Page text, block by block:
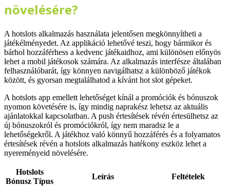
növelésére?
A hotslots alkalmazás használata jelentősen megkönnyítheti a
játékélményedet. Az applikáció lehetővé teszi, hogy bármikor és
bárhol hozzáférhess a kedvenc játékaidhoz, ami különösen előnyös
lehet a mobil játékosok számára. Az alkalmazás interfésze általában
felhasználóbarát, így könnyen navigálhatsz a különböző játékok
között, és gyorsan megtalálhatod a kívánt hot slot gépeket.
A hotslots app emellett lehetőséget kínál a promóciók és bónuszok
nyomon követésére is, így mindig naprakész lehetsz az aktuális
ajánlatokkal kapcsolatban. A push értesítések révén értesülhetsz az
új bónuszokról és promóciókról, így nem maradsz le a
lehetőségekről. A játékhoz való könnyű hozzáférés és a folyamatos
értesítések révén a hotslots alkalmazás hatékony eszköz lehet a
nyereményeid növelésére.
Hotslots
Bónusz Típus
Leírás Feltételek